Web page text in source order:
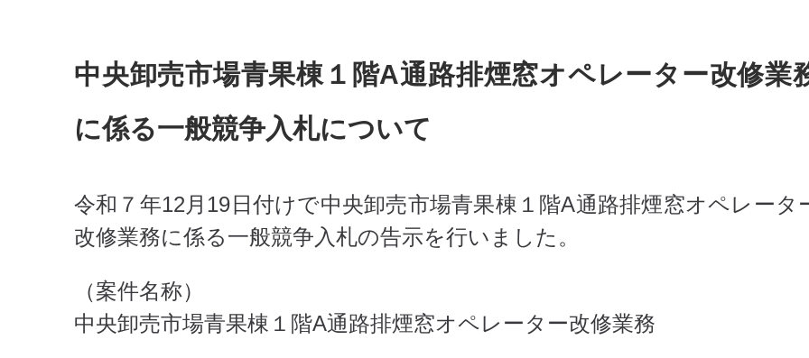
中央卸売市場青果棟１階A通路排煙窓オペレーター改修業
に係る一般競争入札について
令和７年12月19日付けで中央卸売市場青果棟１階A通路排煙窓オペレータ
改修業務に係る一般競争入札の告示を行いました。
（案件名称）
中央卸売市場青果棟１階A通路排煙窓オペレーター改修業務